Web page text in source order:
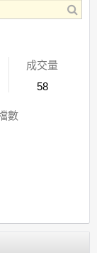
成交量
58
數